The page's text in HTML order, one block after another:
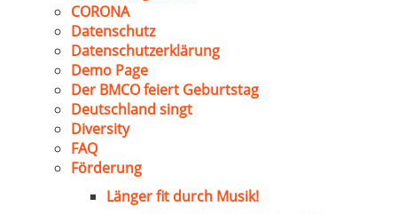
CORONA
Datenschutz
Datenschutzerklärung
Demo Page
Der BMCO feiert Geburtstag
Deutschland singt
Diversity
FAQ
Förderung
Länger fit durch Musik!